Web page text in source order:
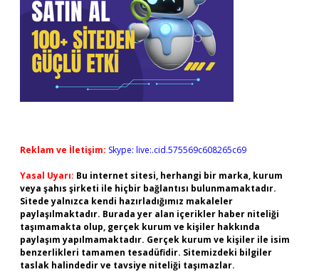
Reklam ve İletişim: Skype: live:.cid.575569c608265c69
Yasal Uyarı: Bu internet sitesi, herhangi bir marka, kurum
veya şahıs şirketi ile hiçbir bağlantısı bulunmamaktadır.
Sitede yalnızca kendi hazırladığımız makaleler
paylaşılmaktadır. Burada yer alan içerikler haber niteliği
taşımamakta olup, gerçek kurum ve kişiler hakkında
paylaşım yapılmamaktadır. Gerçek kurum ve kişiler ile isim
benzerlikleri tamamen tesadüfidir. Sitemizdeki bilgiler
taslak halindedir ve tavsiye niteliği taşımazlar.